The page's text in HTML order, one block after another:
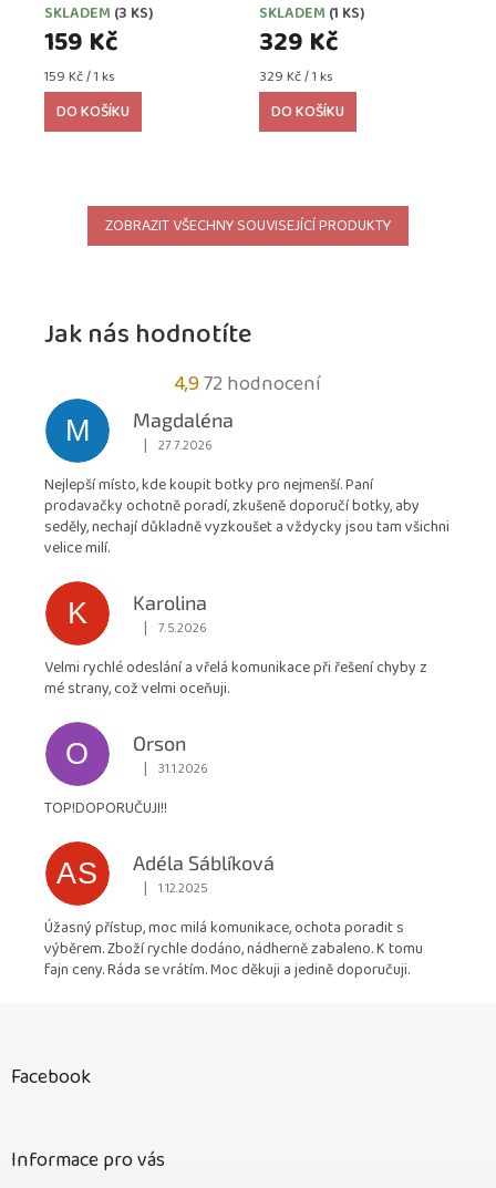
SKLADEM (3 KS)
159 Kč
Měrná
cena:
159 Kč / 1 ks
DO KOŠÍKU
SKLADEM (1 KS)
329 Kč
Měrná
cena:
329 Kč / 1 ks
DO KOŠÍKU
ZOBRAZIT VŠECHNY SOUVISEJÍCÍ PRODUKTY
Jak nás hodnotíte
4,9Průměrné
hodnocení
obchodu
4,9
z
72 hodnocení
M
Magdaléna
Hodnocení obchodu je 5 z 5 hvězdiček.
| 27.7.2026
Nejlepší místo, kde koupit botky pro nejmenší. Paní
prodavačky ochotně poradí, zkušeně doporučí botky, aby
seděly, nechají důkladně vyzkoušet a vždycky jsou tam všichni
velice milí.
K
Karolina
Hodnocení obchodu je 5 z 5 hvězdiček.
| 7.5.2026
Velmi rychlé odeslání a vřelá komunikace při řešení chyby z
mé strany, což velmi oceňuji.
O
Orson
Hodnocení obchodu je 5 z 5 hvězdiček.
| 31.1.2026
TOP!DOPORUČUJI!!
AS
Adéla Sáblíková
Hodnocení obchodu je 5 z 5 hvězdiček.
| 1.12.2025
Úžasný přístup, moc milá komunikace, ochota poradit s
výběrem. Zboží rychle dodáno, nádherně zabaleno. K tomu
fajn ceny. Ráda se vrátím. Moc děkuji a jedině doporučuji.
Facebook
Informace pro vás